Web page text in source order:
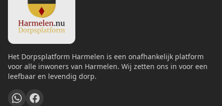
Het Dorpsplatform Harmelen is een onafhankelijk platform
voor alle inwoners van Harmelen. Wij zetten ons in voor een
leefbaar en levendig dorp.